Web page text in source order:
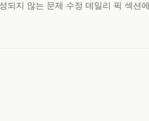
되지 않는 문제 수정 데일리 픽 섹션